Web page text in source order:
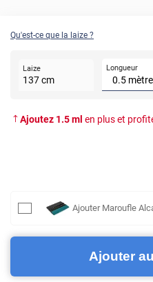
Qu'est-ce que la laize ?
Laize
137cm
Longueur
Ajoutez 1.5ml en plus et
Ajouter Maroufle
Ajouter